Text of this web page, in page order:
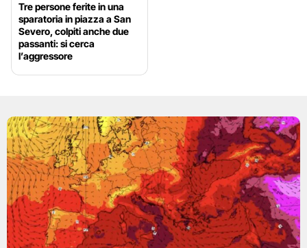
Tre persone ferite in una
sparatoria in piazza a San
Severo, colpiti anche due
passanti: si cerca
l’aggressore